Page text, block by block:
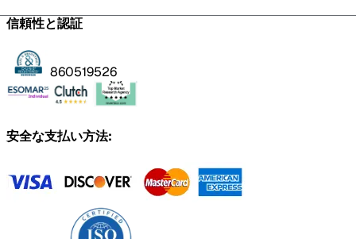
信頼性と認証
860519526
安全な支払い方法: